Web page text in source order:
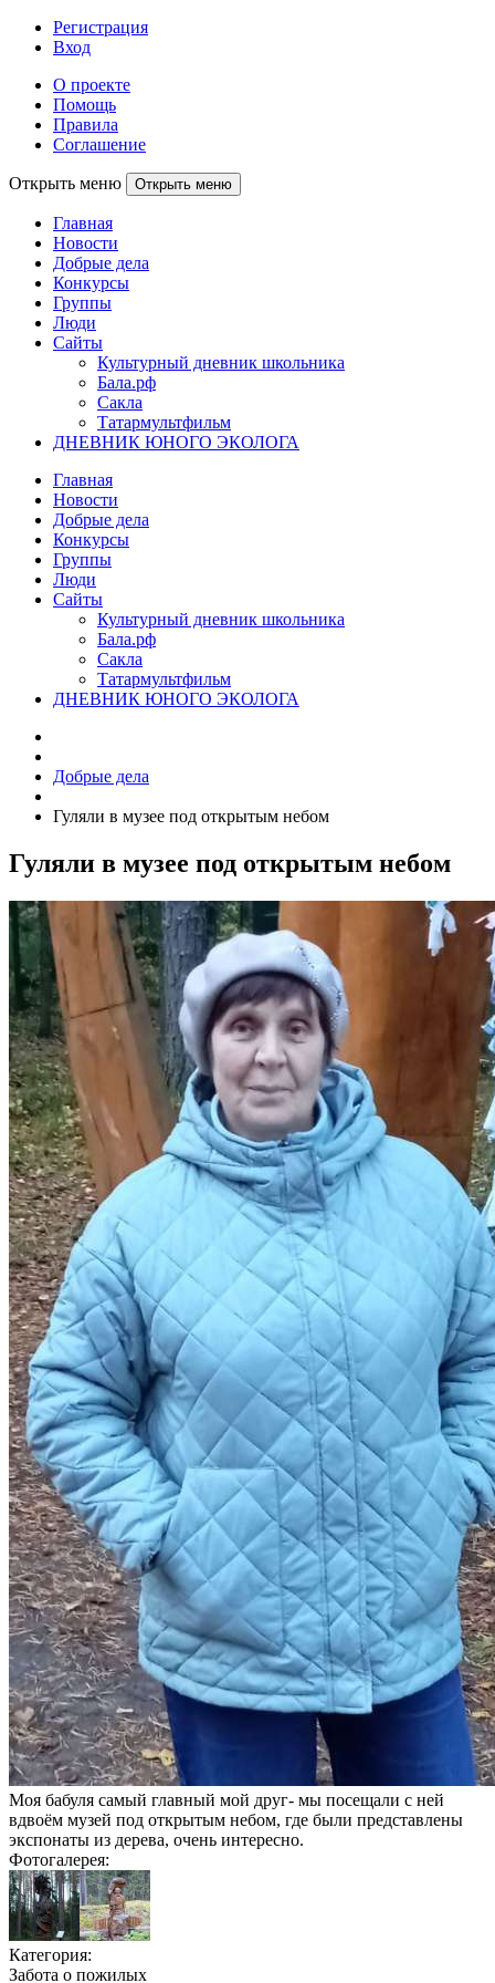
Регистрация
Вход
О проекте
Помощь
Правила
Соглашение
Открыть меню Открыть меню
Главная
Новости
Добрые дела
Конкурсы
Группы
Люди
Сайты
Культурный дневник школьника
Бала.рф
Сакла
Татармультфильм
ДНЕВНИК ЮНОГО ЭКОЛОГА
Главная
Новости
Добрые дела
Конкурсы
Группы
Люди
Сайты
Культурный дневник школьника
Бала.рф
Сакла
Татармультфильм
ДНЕВНИК ЮНОГО ЭКОЛОГА
Добрые дела
Гуляли в музее под открытым небом
Гуляли в музее под открытым небом
Моя бабуля самый главный мой друг- мы посещали с ней
вдвоём музей под открытым небом, где были представлены
экспонаты из дерева, очень интересно.
Фотогалерея:
Категория:
Забота о пожилых